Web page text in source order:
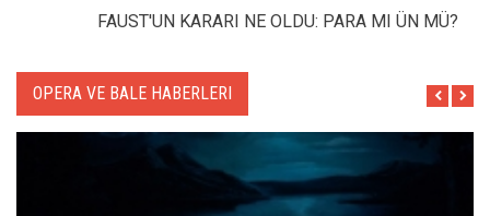
FAUST'UN KARARI NE OLDU: PARA MI ÜN MÜ?
OPERA VE BALE HABERLERI